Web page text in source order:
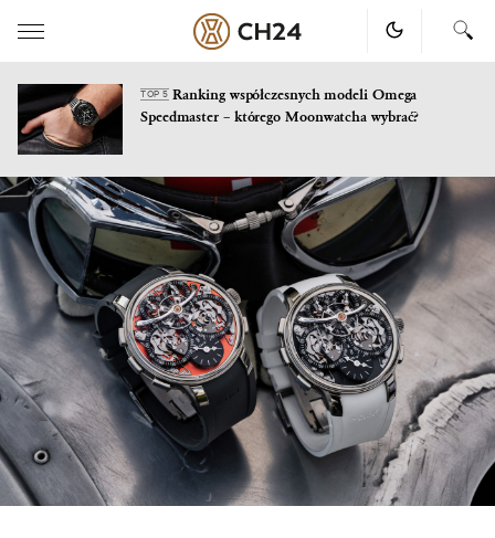
Skip
to
content
TOP 5Ranking współczesnych modeli Omega
Speedmaster – którego Moonwatcha wybrać?